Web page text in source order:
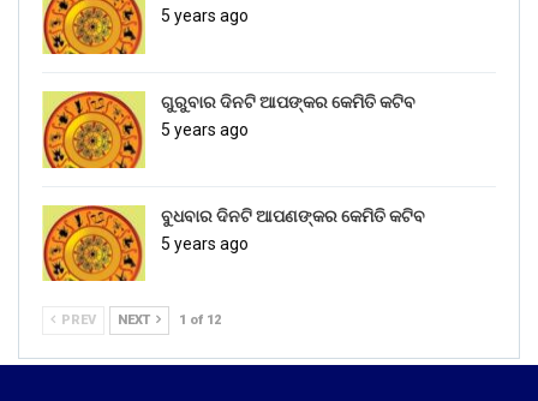
5 years ago
ଗୁରୁବାର ଦିନଟି ଆପଙ୍କର କେମିତି କଟିବ
5 years ago
ବୁଧବାର ଦିନଟି ଆପଣଙ୍କର କେମିତି କଟିବ
5 years ago
PREV NEXT 1 of 12